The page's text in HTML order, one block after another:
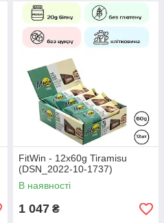
FitWin - 12х60g Tiramisu
(DSN_2022-10-1737)
В наявності
1 047 ₴